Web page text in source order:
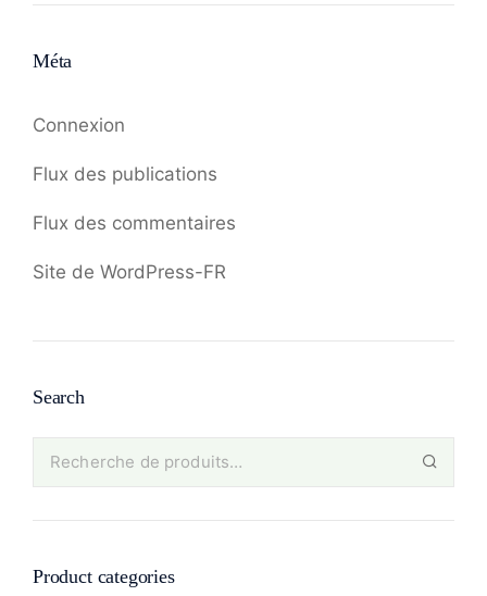
Méta
Connexion
Flux des publications
Flux des commentaires
Site de WordPress-FR
Search
Product categories